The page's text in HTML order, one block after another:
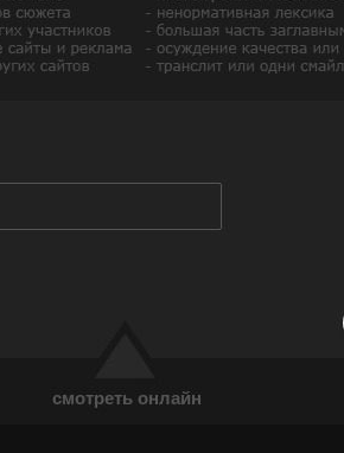
смотреть онлайн